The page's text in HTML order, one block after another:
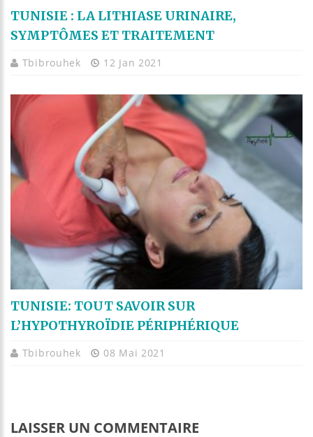
TUNISIE : LA LITHIASE URINAIRE,
SYMPTÔMES ET TRAITEMENT
Tbibrouhek 12 Jan 2021
TUNISIE: TOUT SAVOIR SUR
L’HYPOTHYROÏDIE PÉRIPHÉRIQUE
Tbibrouhek 08 Mai 2021
LAISSER UN COMMENTAIRE